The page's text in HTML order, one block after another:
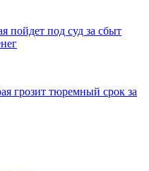
пойдет под суд за сбыт
грозит тюремный срок за